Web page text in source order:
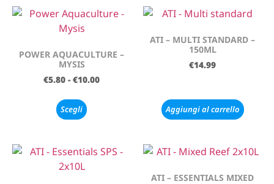
POWER AQUACULTURE –
MYSIS
€5.80 - €10.00
Scegli
ATI – MULTI STANDARD –
150ML
€14.99
Aggiungi al carrello
ATI – ESSENTIALS MIXED